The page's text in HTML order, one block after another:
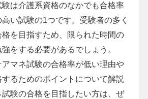
は介護系資格のなかでも合格率
い試験の1つです。受験者の多く
を目指すため、限られた時間の
をする必要があるでしょう。
マネ試験の合格率が低い理由や
るためのポイントについて解説
試験の合格を目指したい方は、ぜ